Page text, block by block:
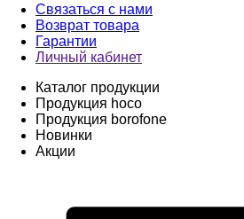
Связаться с нами
Возврат товара
Гарантии
Личный кабинет
Каталог продукции
Продукция hoco
Продукция borofone
Новинки
Акции